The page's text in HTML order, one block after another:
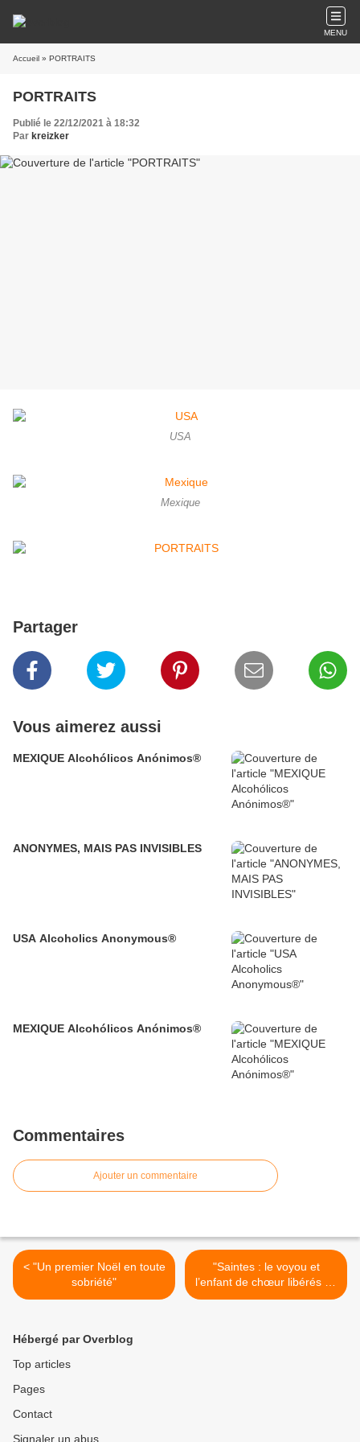
MENU
Accueil » PORTRAITS
PORTRAITS
Publié le 22/12/2021 à 18:32
Par kreizker
USA
Mexique
Partager
Vous aimerez aussi
MEXIQUE Alcohólicos Anónimos®
ANONYMES, MAIS PAS INVISIBLES
USA Alcoholics Anonymous®
MEXIQUE Alcohólicos Anónimos®
Commentaires
Ajouter un commentaire
< "Un premier Noël en toute
sobriété"
"Saintes : le voyou et
l’enfant de chœur libérés de
l’alcool" >
Hébergé par Overblog
Top articles
Pages
Contact
Signaler un abus